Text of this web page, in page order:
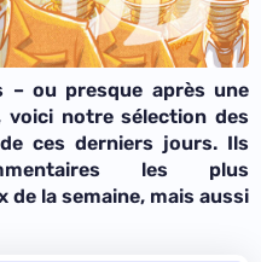
– ou presque après une
voici notre sélection des
ces derniers jours. Ils
les plus
la semaine, mais aussi